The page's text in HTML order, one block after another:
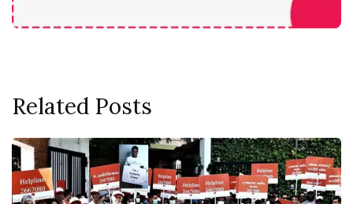
Related Posts